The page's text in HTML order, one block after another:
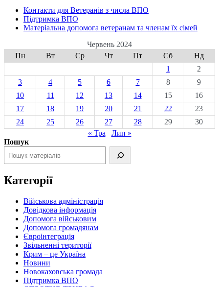
Контакти для Ветеранів з числа ВПО
Підтримка ВПО
Матеріальна допомога ветеранам та членам їх сімей
Червень 2024
Пн
Вт Ср Чт Пт Сб
Нд
1
2
3
4 5 6 7 8
9
10
11 12 13 14 15
16
17
18 19 20 21 22
23
24
25 26 27 28 29
30
« Тра
Лип »
Пошук
Категорії
Військова адміністрація
Довідкова інформація
Допомога військовим
Допомога громадянам
Євроінтеграція
Звільненні території
Крим – це Україна
Новини
Новокаховська громада
Підтримка ВПО